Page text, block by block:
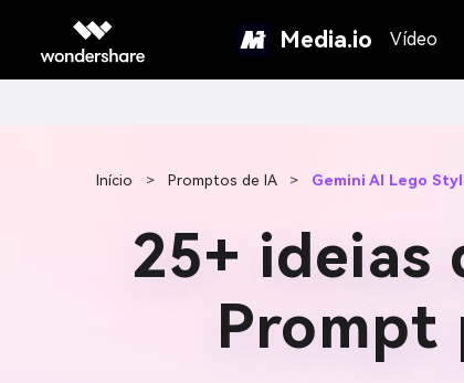
Media.io Vídeo
Início > Promptos de IA > Gemini AI Lego
25+ ideias
Prompt